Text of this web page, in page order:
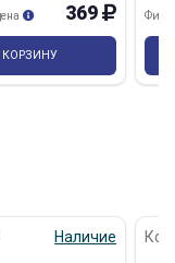
369
КОРЗИНУ
Наличие